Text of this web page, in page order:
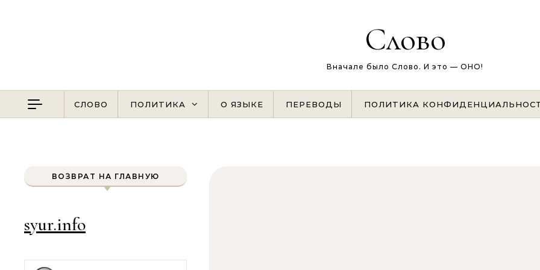
Слово
Вначале было Слово. И это — ОНО!
СЛОВО ПОЛИТИКА О ЯЗЫКЕ ПЕРЕВОДЫ ПОЛИТИКА
ВОЗВРАТ НА ГЛАВНУЮ
syur.info